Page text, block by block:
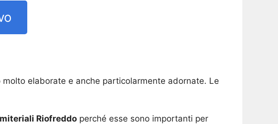
elaborate e anche particolarmente adornate. Le
Riofreddo perché esse sono importanti per